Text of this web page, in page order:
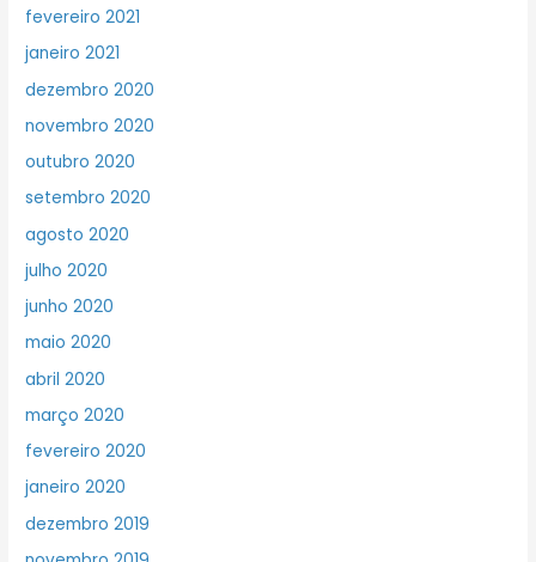
fevereiro 2021
janeiro 2021
dezembro 2020
novembro 2020
outubro 2020
setembro 2020
agosto 2020
julho 2020
junho 2020
maio 2020
abril 2020
março 2020
fevereiro 2020
janeiro 2020
dezembro 2019